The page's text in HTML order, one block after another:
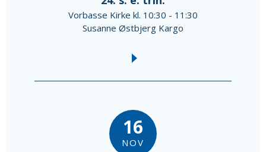
Vorbasse Kirke kl. 10:30 - 11:30
Susanne Østbjerg Kargo
16
NOV